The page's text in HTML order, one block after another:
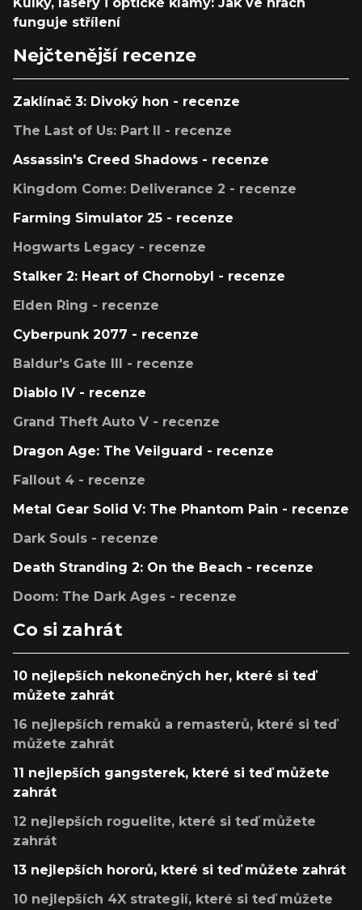
funguje střílení
Nejčtenější recenze
Zaklínač 3: Divoký hon - recenze
The Last of Us: Part II - recenze
Assassin's Creed Shadows - recenze
Kingdom Come: Deliverance 2 - recenze
Farming Simulator 25 - recenze
Hogwarts Legacy - recenze
Stalker 2: Heart of Chornobyl - recenze
Elden Ring - recenze
Cyberpunk 2077 - recenze
Baldur's Gate III - recenze
Diablo IV - recenze
Grand Theft Auto V - recenze
Dragon Age: The Veilguard - recenze
Fallout 4 - recenze
Metal Gear Solid V: The Phantom Pain - recenze
Dark Souls - recenze
Death Stranding 2: On the Beach - recenze
Doom: The Dark Ages - recenze
Co si zahrát
10 nejlepších nekonečných her, které si teď
můžete zahrát
16 nejlepších remaků a remasterů, které si teď
můžete zahrát
11 nejlepších gangsterek, které si teď můžete
zahrát
12 nejlepších roguelite, které si teď můžete
zahrát
13 nejlepších hororů, které si teď můžete zahrát
10 nejlepších 4X strategií, které si teď můžete